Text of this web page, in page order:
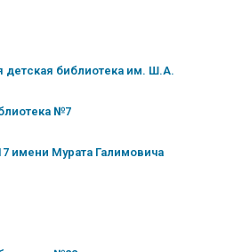
детская библиотека им. Ш.А.
№7
имени Мурата Галимовича